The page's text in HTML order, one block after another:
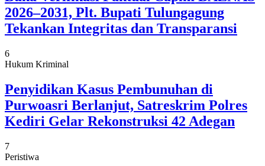
2026–2031, Plt. Bupati Tulungagung
Tekankan Integritas dan Transparansi
6
Hukum Kriminal
Penyidikan Kasus Pembunuhan di
Purwoasri Berlanjut, Satreskrim Polres
Kediri Gelar Rekonstruksi 42 Adegan
7
Peristiwa